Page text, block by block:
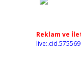
Reklam ve